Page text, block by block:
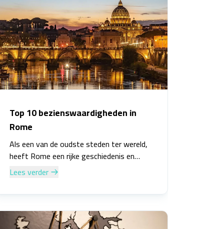
Top 10 bezienswaardigheden in
Rome
Als een van de oudste steden ter wereld,
heeft Rome een rijke geschiedenis en
cultureel erfgoed. Van oude ruïnes tot
prachtige kunstwerken en architectuur,
deze stad heeft voor elk wat wils. Of je
kunst, eten of gewoon van het genieten
Lees verder